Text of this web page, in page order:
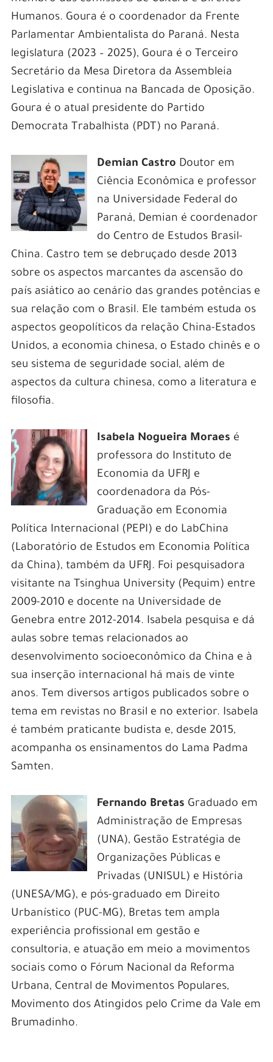
Humanos. Goura é o coordenador da Frente
Parlamentar Ambientalista do Paraná. Nesta
legislatura (2023 – 2025), Goura é o Terceiro
Secretário da Mesa Diretora da Assembleia
Legislativa e continua na Bancada de Oposição.
Goura é o atual presidente do Partido
Democrata Trabalhista (PDT) no Paraná.
Demian Castro Doutor em
Ciência Econômica e professor
na Universidade Federal do
Paraná, Demian é coordenador
do Centro de Estudos Brasil-
China. Castro tem se debruçado desde 2013
sobre os aspectos marcantes da ascensão do
país asiático ao cenário das grandes potências e
sua relação com o Brasil. Ele também estuda os
aspectos geopolíticos da relação China-Estados
Unidos, a economia chinesa, o Estado chinês e o
seu sistema de seguridade social, além de
aspectos da cultura chinesa, como a literatura e
filosofia.
Isabela Nogueira Moraes é
professora do Instituto de
Economia da UFRJ e
coordenadora da Pós-
Graduação em Economia
Política Internacional (PEPI) e do LabChina
(Laboratório de Estudos em Economia Política
da China), também da UFRJ. Foi pesquisadora
visitante na Tsinghua University (Pequim) entre
2009-2010 e docente na Universidade de
Genebra entre 2012-2014. Isabela pesquisa e dá
aulas sobre temas relacionados ao
desenvolvimento socioeconômico da China e à
sua inserção internacional há mais de vinte
anos. Tem diversos artigos publicados sobre o
tema em revistas no Brasil e no exterior. Isabela
é também praticante budista e, desde 2015,
acompanha os ensinamentos do Lama Padma
Samten.
Fernando Bretas Graduado em
Administração de Empresas
(UNA), Gestão Estratégia de
Organizações Públicas e
Privadas (UNISUL) e História
(UNESA/MG), e pós-graduado em Direito
Urbanístico (PUC-MG), Bretas tem ampla
experiência profissional em gestão e
consultoria, e atuação em meio a movimentos
sociais como o Fórum Nacional da Reforma
Urbana, Central de Movimentos Populares,
Movimento dos Atingidos pelo Crime da Vale em
Brumadinho.